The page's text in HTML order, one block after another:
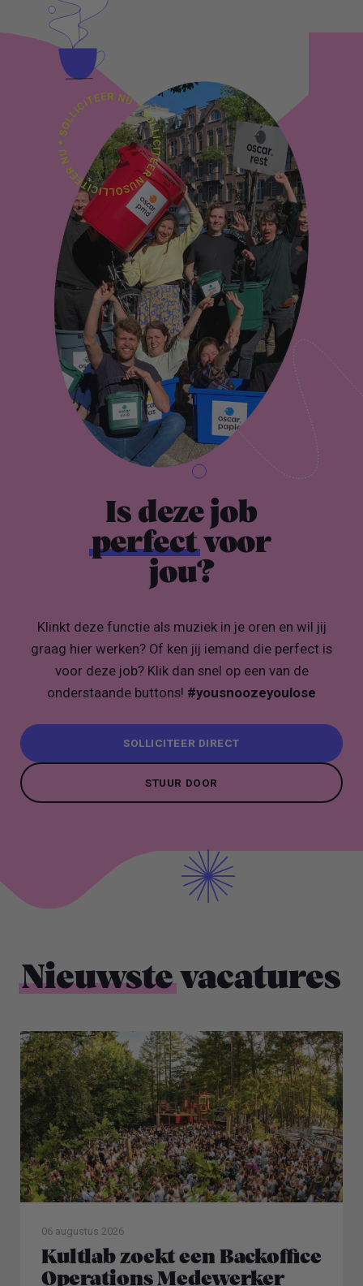
Is deze job
perfectvoor
jou?
Klinkt deze functie als muziek in je oren en wil jij
graag hier werken? Of ken jij iemand die perfect is
voor deze job? Klik dan snel op een van de
onderstaande buttons! #yousnoozeyoulose
SOLLICITEER DIRECT
SOLLICITEER DIRECT
STUUR DOOR
Nieuwstevacatures
06 augustus 2026
Kultlab zoekt een Backoffice
Operations Medewerker